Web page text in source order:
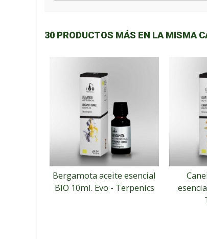
30 PRODUCTOS MÁS EN LA MISMA
Bergamota aceite esencial
BIO 10ml. Evo - Terpenics